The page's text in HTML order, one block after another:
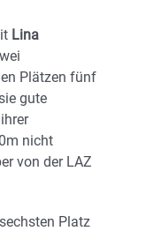
Lina
Plätzen fünf
gute
nicht
von der LAZ
Platz